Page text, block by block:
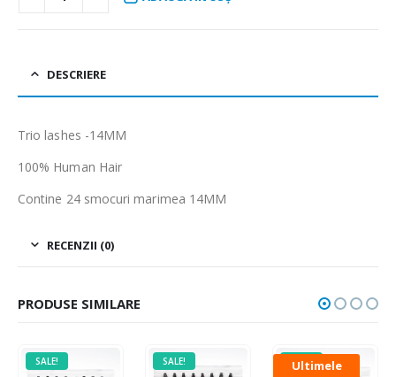
DESCRIERE
Trio lashes -14MM
100% Human Hair
Contine 24 smocuri marimea 14MM
RECENZII (0)
PRODUSE SIMILARE
SALE! SALE! SALE!
Ultimele